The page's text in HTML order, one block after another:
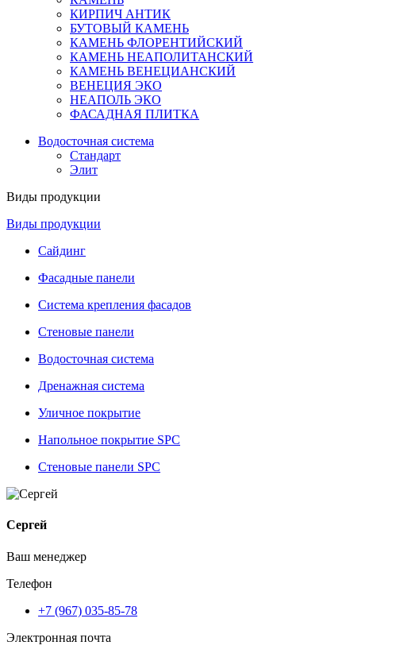
КИРПИЧ АНТИК
БУТОВЫЙ КАМЕНЬ
КАМЕНЬ ФЛОРЕНТИЙСКИЙ
КАМЕНЬ НЕАПОЛИТАНСКИЙ
КАМЕНЬ ВЕНЕЦИАНСКИЙ
ВЕНЕЦИЯ ЭКО
НЕАПОЛЬ ЭКО
ФАСАДНАЯ ПЛИТКА
Водосточная система
Стандарт
Элит
Виды продукции
Виды продукции
Сайдинг
Фасадные панели
Система крепления фасадов
Стеновые панели
Водосточная система
Дренажная система
Уличное покрытие
Напольное покрытие SPC
Стеновые панели SPC
Сергей
Ваш менеджер
Телефон
+7 (967) 035-85-78
Электронная почта